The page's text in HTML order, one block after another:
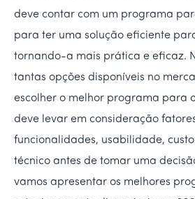
deve contar com um programa
para ter uma solução eficiente
tornando-a mais prática e eficaz.
tantas opções disponíveis no
escolher o melhor programa para
deve levar em consideração
funcionalidades, usabilidade,
técnico antes de tomar uma
vamos apresentar os melhores